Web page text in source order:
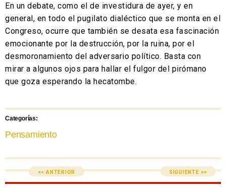
En un debate, como el de investidura de ayer, y en
general, en todo el pugilato dialéctico que se monta en el
Congreso, ocurre que también se desata esa fascinación
emocionante por la destrucción, por la ruina, por el
desmoronamiento del adversario político. Basta con
mirar a algunos ojos para hallar el fulgor del pirómano
que goza esperando la hecatombe.
Categorías:
Pensamiento
<< ANTERIOR SIGUIENTE >>